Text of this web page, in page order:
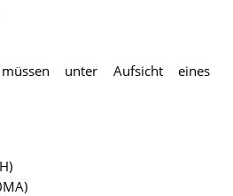
unter Aufsicht eines